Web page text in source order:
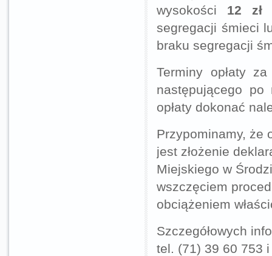
wysokości 12 zł
segregacji śmieci
braku segregacji
Terminy opłaty
następującego
opłaty dokonać
Przypominamy, że
jest złożenie
Miejskiego w
wszczęciem
obciążeniem
Szczegółowych
tel. (71) 39 60 753